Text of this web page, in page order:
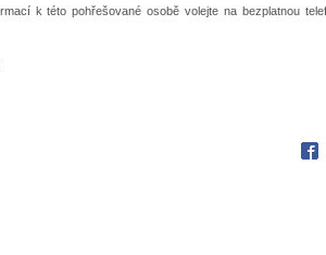
k této pohřešované osobě volejte na bezplatnou